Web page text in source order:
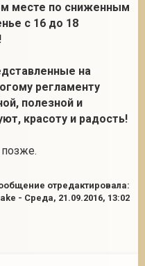
месте по сниженным
с 16 до 18
на
регламенту
полезной и
красоту и радость!
отредактировала:
- Среда, 21.09.2016, 13:02